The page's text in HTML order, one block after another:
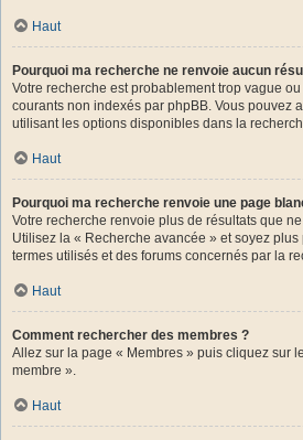
Haut
Pourquoi ma recherche ne renvoie aucun
Votre recherche est probablement trop vague
courants non indexés par phpBB. Vous pouvez
utilisant les options disponibles dans la
Haut
Pourquoi ma recherche renvoie une page
Votre recherche renvoie plus de résultats que
Utilisez la « Recherche avancée » et soyez
termes utilisés et des forums concernés par la
Haut
Comment rechercher des membres ?
Allez sur la page « Membres » puis cliquez sur
membre ».
Haut